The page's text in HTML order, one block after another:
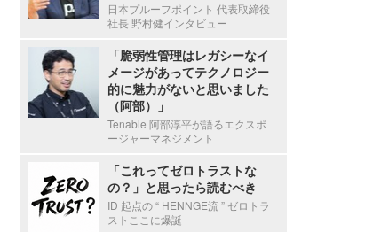
日本プルーフポイント 代表取締役
社長 野村健インタビュー
「脆弱性管理はレガシーなイ
メージがあってテクノロジー
的に魅力がないと思いました
（阿部）」
Tenable 阿部淳平が語るエクスポ
ージャーマネジメント
「これってゼロトラストな
の？」と思ったら読むべき
ID 起点の “ HENNGE流 ” ゼロトラ
ストここに爆誕